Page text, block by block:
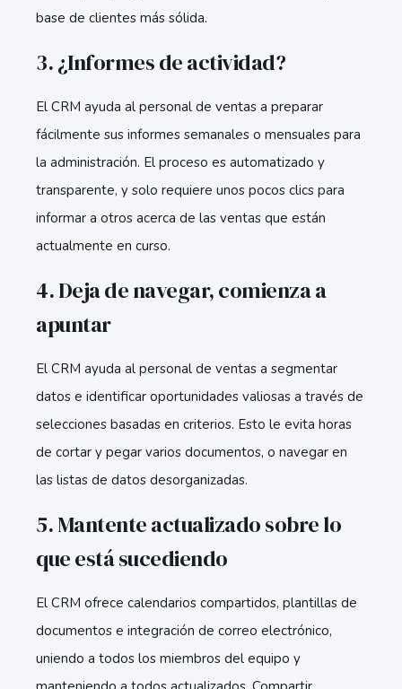
base de clientes más sólida.
3. ¿Informes de actividad?
El CRM ayuda al personal de ventas a preparar
fácilmente sus informes semanales o mensuales para
la administración. El proceso es automatizado y
transparente, y solo requiere unos pocos clics para
informar a otros acerca de las ventas que están
actualmente en curso.
4. Deja de navegar, comienza a
apuntar
El CRM ayuda al personal de ventas a segmentar
datos e identificar oportunidades valiosas a través de
selecciones basadas en criterios. Esto le evita horas
de cortar y pegar varios documentos, o navegar en
las listas de datos desorganizadas.
5. Mantente actualizado sobre lo
que está sucediendo
El CRM ofrece calendarios compartidos, plantillas de
documentos e integración de correo electrónico,
uniendo a todos los miembros del equipo y